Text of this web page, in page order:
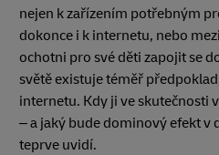
nejen k zařízením potřebným
dokonce i k internetu, nebo
ochotni pro své děti zapojit se
světě existuje téměř
internetu. Kdy ji ve skutečnosti
– a jaký bude dominový efekt
teprve uvidí.